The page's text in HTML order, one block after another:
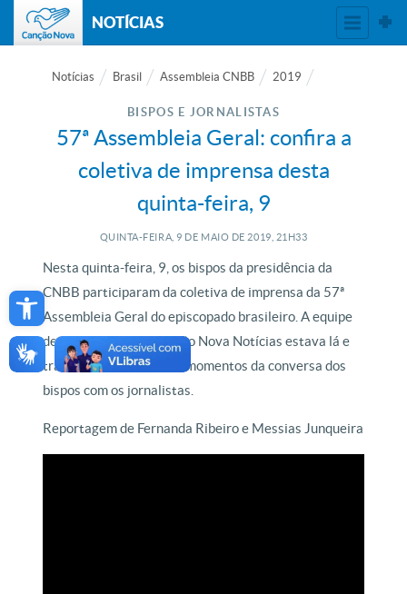
Open toolbar
NOTÍCIAS
Notícias Brasil Assembleia CNBB 2019
BISPOS E JORNALISTAS
57ª Assembleia Geral: confira a
coletiva de imprensa desta
quinta-feira, 9
QUINTA-FEIRA, 9 DE MAIO DE 2019, 21H33
Nesta quinta-feira, 9, os bispos da presidência da
CNBB participaram da coletiva de imprensa da 57ª
Assembleia Geral do episcopado brasileiro. A equipe
de reportagem do Canção Nova Notícias estava lá e
traz a você os melhores momentos da conversa dos
bispos com os jornalistas.
Reportagem de Fernanda Ribeiro e Messias Junqueira